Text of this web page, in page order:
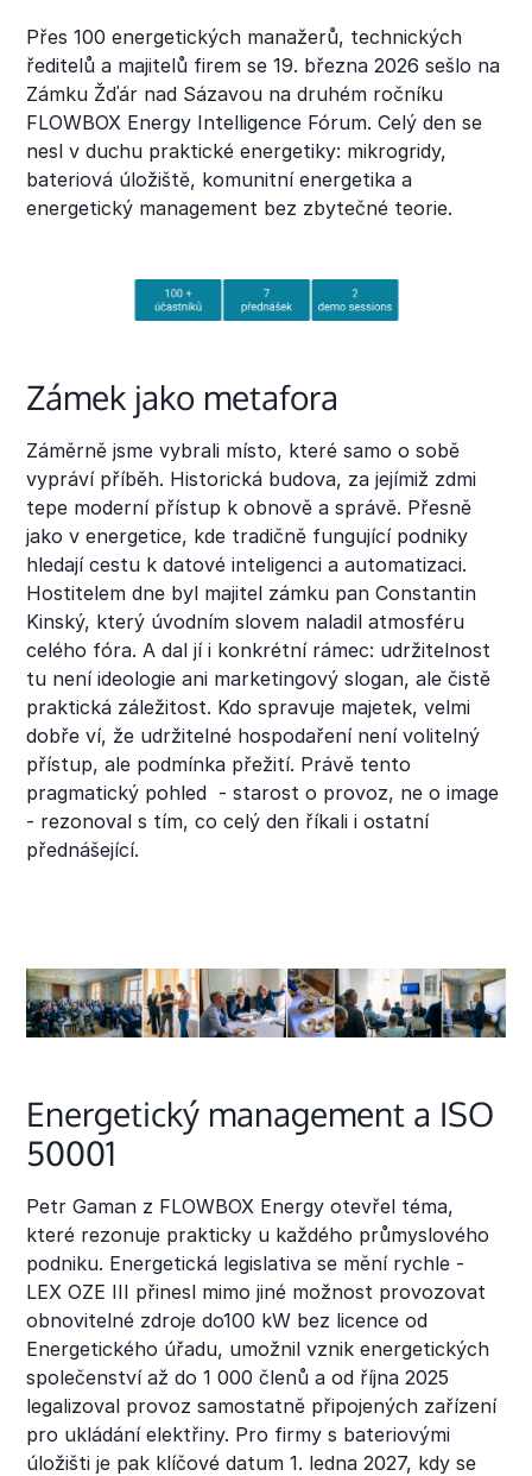
Přes 100 energetických manažerů, technických
ředitelů a majitelů firem se 19. března 2026 sešlo na
Zámku Žďár nad Sázavou na druhém ročníku
FLOWBOX Energy Intelligence Fórum. Celý den se
nesl v duchu praktické energetiky: mikrogridy,
bateriová úložiště, komunitní energetika a
energetický management bez zbytečné teorie.
Zámek jako metafora
Záměrně jsme vybrali místo, které samo o sobě
vypráví příběh. Historická budova, za jejímiž zdmi
tepe moderní přístup k obnově a správě. Přesně
jako v energetice, kde tradičně fungující podniky
hledají cestu k datové inteligenci a automatizaci.
Hostitelem dne byl majitel zámku pan Constantin
Kinský, který úvodním slovem naladil atmosféru
celého fóra. A dal jí i konkrétní rámec: udržitelnost
tu není ideologie ani marketingový slogan, ale čistě
praktická záležitost. Kdo spravuje majetek, velmi
dobře ví, že udržitelné hospodaření není volitelný
přístup, ale podmínka přežití. Právě tento
pragmatický pohled - starost o provoz, ne o image
- rezonoval s tím, co celý den říkali i ostatní
přednášející.
Energetický management a ISO
50001
Petr Gaman z FLOWBOX Energy otevřel téma,
které rezonuje prakticky u každého průmyslového
podniku. Energetická legislativa se mění rychle -
LEX OZE III přinesl mimo jiné možnost provozovat
obnovitelné zdroje do100 kW bez licence od
Energetického úřadu, umožnil vznik energetických
společenství až do 1 000 členů a od října 2025
legalizoval provoz samostatně připojených zařízení
pro ukládání elektřiny. Pro firmy s bateriovými
úložišti je pak klíčové datum 1. ledna 2027, kdy se